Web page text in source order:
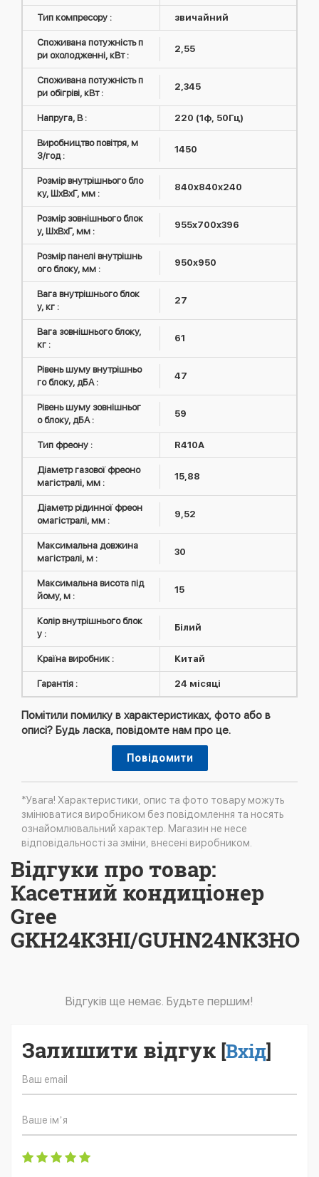
Тип компресору : звичайний
Споживана потужність п
ри охолодженні, кВт :
2,55
Споживана потужність п
ри обігріві, кВт :
2,345
Напруга, В : 220 (1ф, 50Гц)
Виробництво повітря, м
3/год :
1450
Розмір внутрішнього бло
ку, ШxВxГ, мм :
840x840x240
Розмір зовнішнього блок
у, ШxВxГ, мм :
955x700x396
Розмір панелі внутрішнь
ого блоку, мм :
950x950
Вага внутрішнього блок
у, кг :
27
Вага зовнішнього блоку,
кг :
61
Рівень шуму внутрішньо
го блоку, дБА :
47
Рівень шуму зовнішньог
о блоку, дБА :
59
Тип фреону : R410А
Діаметр газової фреоно
магістралі, мм :
15,88
Діаметр рідинної фреон
омагістралі, мм :
9,52
Максимальна довжина
магістралі, м :
30
Максимальна висота під
йому, м :
15
Колір внутрішнього блок
у :
Білий
Країна виробник : Китай
Гарантія : 24 місяці
Помітили помилку в характеристиках, фото або в
описі? Будь ласка, повідомте нам про це.
Повідомити
*Увага! Характеристики, опис та фото товару можуть
змінюватися виробником без повідомлення та носять
ознайомлювальний характер. Магазин не несе
відповідальності за зміни, внесені виробником.
Відгуки про товар:
Касетний кондиціонер
Gree
GKH24K3HI/GUHN24NK3HO
Відгуків ще немає. Будьте першим!
Залишити відгук [Вхід]